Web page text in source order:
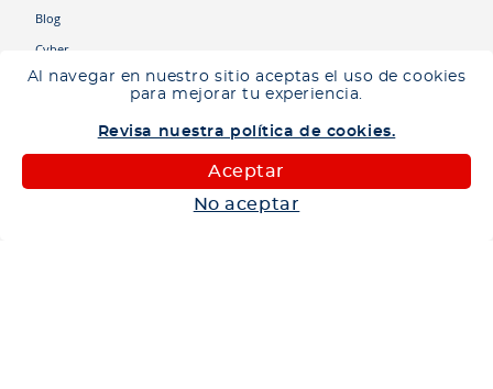
Al navegar en nuestro sitio aceptas el uso de cookies
para mejorar tu experiencia.
Revisa nuestra política de cookies.
Aceptar
No aceptar
Blog
Cyber